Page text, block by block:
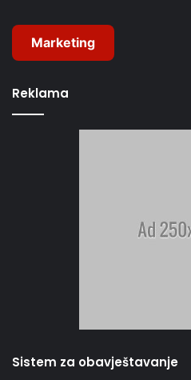
Marketing
Reklama
Sistem za obavještavanje